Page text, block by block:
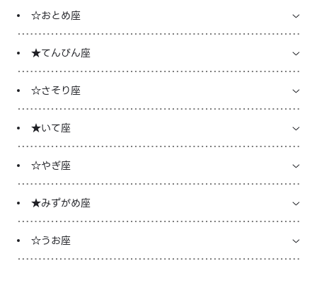
☆おとめ座
★てんびん座
☆さそり座
★いて座
☆やぎ座
★みずがめ座
☆うお座